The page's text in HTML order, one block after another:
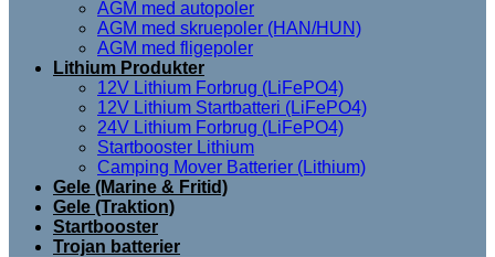
AGM med autopoler
AGM med skruepoler (HAN/HUN)
AGM med fligepoler
Lithium Produkter
12V Lithium Forbrug (LiFePO4)
12V Lithium Startbatteri (LiFePO4)
24V Lithium Forbrug (LiFePO4)
Startbooster Lithium
Camping Mover Batterier (Lithium)
Gele (Marine & Fritid)
Gele (Traktion)
Startbooster
Trojan batterier